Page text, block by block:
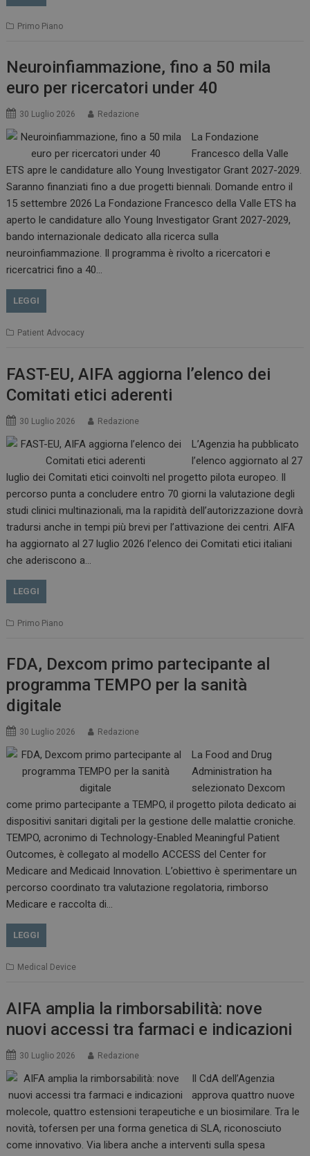
Primo Piano
Neuroinfiammazione, fino a 50 mila
euro per ricercatori under 40
30 Luglio 2026 Redazione
La Fondazione
Francesco della Valle
ETS apre le candidature allo Young Investigator Grant 2027-2029.
Saranno finanziati fino a due progetti biennali. Domande entro il
15 settembre 2026 La Fondazione Francesco della Valle ETS ha
aperto le candidature allo Young Investigator Grant 2027-2029,
bando internazionale dedicato alla ricerca sulla
neuroinfiammazione. Il programma è rivolto a ricercatori e
ricercatrici fino a 40…
LEGGI
Patient Advocacy
FAST-EU, AIFA aggiorna l’elenco dei
Comitati etici aderenti
30 Luglio 2026 Redazione
L’Agenzia ha pubblicato
l’elenco aggiornato al 27
luglio dei Comitati etici coinvolti nel progetto pilota europeo. Il
percorso punta a concludere entro 70 giorni la valutazione degli
studi clinici multinazionali, ma la rapidità dell’autorizzazione dovrà
tradursi anche in tempi più brevi per l’attivazione dei centri. AIFA
ha aggiornato al 27 luglio 2026 l’elenco dei Comitati etici italiani
che aderiscono a…
LEGGI
Primo Piano
FDA, Dexcom primo partecipante al
programma TEMPO per la sanità
digitale
30 Luglio 2026 Redazione
La Food and Drug
Administration ha
selezionato Dexcom
come primo partecipante a TEMPO, il progetto pilota dedicato ai
dispositivi sanitari digitali per la gestione delle malattie croniche.
TEMPO, acronimo di Technology-Enabled Meaningful Patient
Outcomes, è collegato al modello ACCESS del Center for
Medicare and Medicaid Innovation. L’obiettivo è sperimentare un
percorso coordinato tra valutazione regolatoria, rimborso
Medicare e raccolta di…
LEGGI
Medical Device
AIFA amplia la rimborsabilità: nove
nuovi accessi tra farmaci e indicazioni
30 Luglio 2026 Redazione
Il CdA dell’Agenzia
approva quattro nuove
molecole, quattro estensioni terapeutiche e un biosimilare. Tra le
novità, tofersen per una forma genetica di SLA, riconosciuto
come innovativo. Via libera anche a interventi sulla spesa
_ga_Z2VT792F98
tracking-sites-
ironfish-tracking-
enable
www.dailyhealthindustry.it
4
settimane
2 giorni
CookieScriptConsent
NOME FORNITORE / DOMINIO
__Secure-ROLLOUT_TOKEN
.youtube.com
__Secure-YNID
VISITOR_PRIVACY_METADATA
Google LLC
.youtube.com